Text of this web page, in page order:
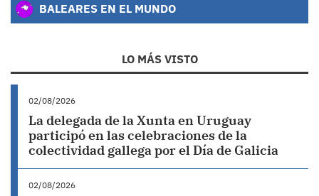
BALEARES EN EL MUNDO
LO MÁS VISTO
02/08/2026
La delegada de la Xunta en Uruguay
participó en las celebraciones de la
colectividad gallega por el Día de Galicia
02/08/2026